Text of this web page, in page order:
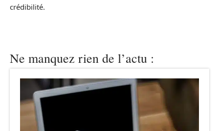
crédibilité.
Ne manquez rien de l’actu :